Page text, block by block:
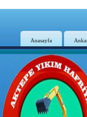
Anasayfa